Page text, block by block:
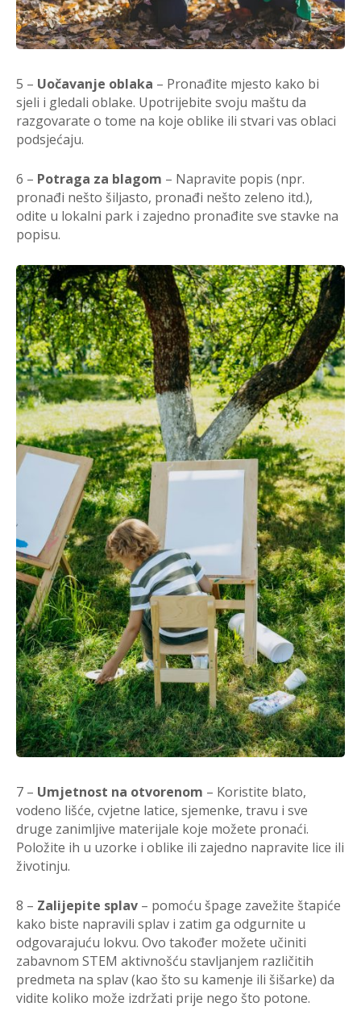
5 – Uočavanje oblaka – Pronađite mjesto kako bi
sjeli i gledali oblake. Upotrijebite svoju maštu da
razgovarate o tome na koje oblike ili stvari vas oblaci
podsjećaju.
6 – Potraga za blagom – Napravite popis (npr.
pronađi nešto šiljasto, pronađi nešto zeleno itd.),
odite u lokalni park i zajedno pronađite sve stavke na
popisu.
7 – Umjetnost na otvorenom – Koristite blato,
vodeno lišće, cvjetne latice, sjemenke, travu i sve
druge zanimljive materijale koje možete pronaći.
Položite ih u uzorke i oblike ili zajedno napravite lice ili
životinju.
8 – Zalijepite splav – pomoću špage zavežite štapiće
kako biste napravili splav i zatim ga odgurnite u
odgovarajuću lokvu. Ovo također možete učiniti
zabavnom STEM aktivnošću stavljanjem različitih
predmeta na splav (kao što su kamenje ili šišarke) da
vidite koliko može izdržati prije nego što potone.